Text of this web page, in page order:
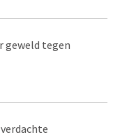
geweld tegen